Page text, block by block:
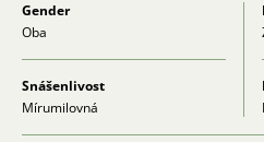
Gender
Oba
Snášenlivost
Mírumilovná